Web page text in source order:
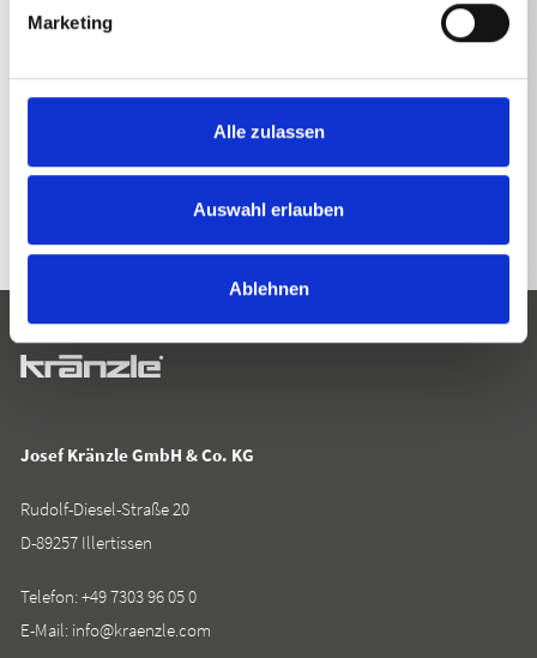
Marketing
Alle zulassen
Auswahl erlauben
Ablehnen
Josef Kränzle GmbH & Co. KG
Rudolf-Diesel-Straße 20
D-89257 Illertissen
Telefon:+49 7303 96 05 0
E-Mail: info@kraenzle.com